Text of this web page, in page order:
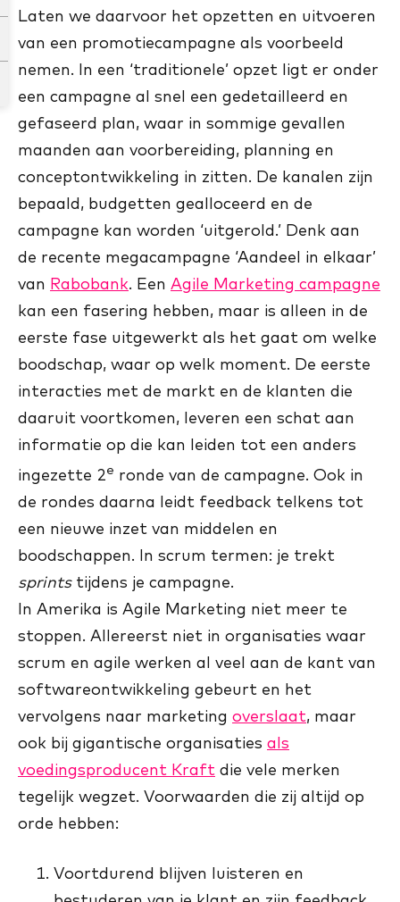
Laten we daarvoor het opzetten en uitvoeren
van een promotiecampagne als voorbeeld
nemen. In een ‘traditionele’ opzet ligt er onder
een campagne al snel een gedetailleerd en
gefaseerd plan, waar in sommige gevallen
maanden aan voorbereiding, planning en
conceptontwikkeling in zitten. De kanalen zijn
bepaald, budgetten gealloceerd en de
campagne kan worden ‘uitgerold.’ Denk aan
de recente megacampagne ‘Aandeel in elkaar’
van Rabobank. Een Agile Marketing campagne
kan een fasering hebben, maar is alleen in de
eerste fase uitgewerkt als het gaat om welke
boodschap, waar op welk moment. De eerste
interacties met de markt en de klanten die
daaruit voortkomen, leveren een schat aan
informatie op die kan leiden tot een anders
ingezette 2e ronde van de campagne. Ook in
de rondes daarna leidt feedback telkens tot
een nieuwe inzet van middelen en
boodschappen. In scrum termen: je trekt
sprintstijdens je campagne.
In Amerika is Agile Marketing niet meer te
stoppen. Allereerst niet in organisaties waar
scrum en agile werken al veel aan de kant van
softwareontwikkeling gebeurt en het
vervolgens naar marketing overslaat, maar
ook bij gigantische organisaties als
voedingsproducent Kraft die vele merken
tegelijk wegzet. Voorwaarden die zij altijd op
orde hebben:
Voortdurend blijven luisteren en